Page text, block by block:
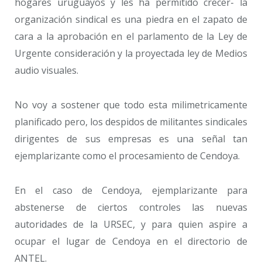
hogares uruguayos y les ha permitido crecer- la
organización sindical es una piedra en el zapato de
cara a la aprobación en el parlamento de la Ley de
Urgente consideración y la proyectada ley de Medios
audio visuales.
No voy a sostener que todo esta milimetricamente
planificado pero, los despidos de militantes sindicales
dirigentes de sus empresas es una señal tan
ejemplarizante como el procesamiento de Cendoya.
En el caso de Cendoya, ejemplarizante para
abstenerse de ciertos controles las nuevas
autoridades de la URSEC, y para quien aspire a
ocupar el lugar de Cendoya en el directorio de
ANTEL.